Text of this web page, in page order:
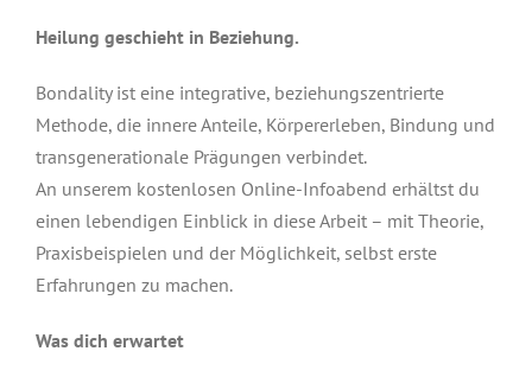
Heilung geschieht in Beziehung.
Bondality ist eine integrative, beziehungszentrierte
Methode, die innere Anteile, Körpererleben, Bindung und
transgenerationale Prägungen verbindet.
An unserem kostenlosen Online-Infoabend erhältst du
einen lebendigen Einblick in diese Arbeit – mit Theorie,
Praxisbeispielen und der Möglichkeit, selbst erste
Erfahrungen zu machen.
Was dich erwartet